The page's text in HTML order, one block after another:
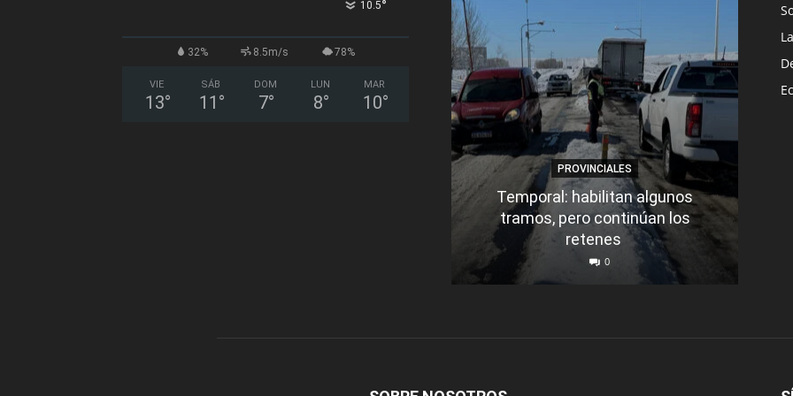
10.5°
32% 8.5m/s 78%
VIE
13°
SÁB
11 °
DOM
7°
LUN
8°
MAR
10°
PROVINCIALES
Temporal: habilitan algunos
tramos, pero continúan los
retenes
0